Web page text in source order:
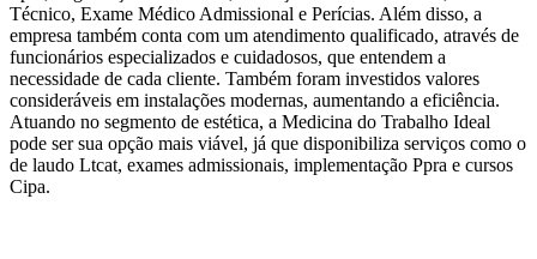
Técnico, Exame Médico Admissional e Perícias. Além disso, a
empresa também conta com um atendimento qualificado, através de
funcionários especializados e cuidadosos, que entendem a
necessidade de cada cliente. Também foram investidos valores
consideráveis em instalações modernas, aumentando a eficiência.
Atuando no segmento de estética, a Medicina do Trabalho Ideal
pode ser sua opção mais viável, já que disponibiliza serviços como o
de laudo Ltcat, exames admissionais, implementação Ppra e cursos
Cipa.